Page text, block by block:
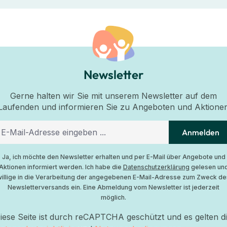
Newsletter
Gerne halten wir Sie mit unserem Newsletter auf dem
und informieren Sie zu Angeboten und
Anmelden
Ja, ich möchte den Newsletter erhalten und per E-Mail über Angebote und
informiert werden. Ich habe die Datenschutzerklärung gelesen
in die Verarbeitung der angegebenen E-Mail-Adresse zum Zweck
Newsletterversands ein. Eine Abmeldung vom Newsletter ist jederzeit
möglich.
Seite ist durch reCAPTCHA geschützt und es gelten